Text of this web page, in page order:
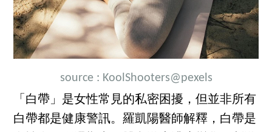
source : KoolShooters@pexels
「白帶」是女性常見的私密困擾，但並非所有
白帶都是健康警訊。羅凱陽醫師解釋，白帶是